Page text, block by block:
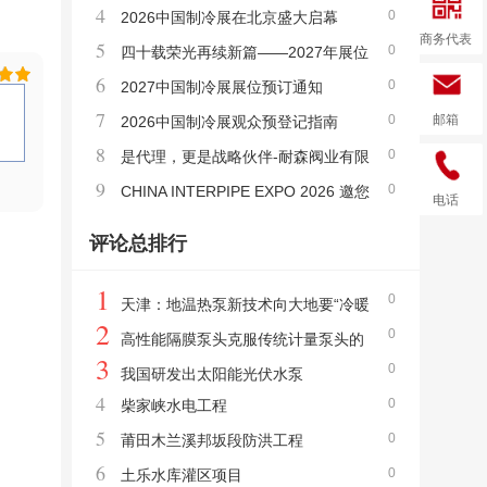
式圆满结束
散热器分会成立四十年成就展”的通知
0
4 2026中国制冷展在北京盛大启幕
0
5
四十载荣光再续新篇——2027年展位
申报正式启动
0
6 2027中国制冷展展位预订通知
0
7 2026中国制冷展观众预登记指南
0
8
是代理，更是战略伙伴-耐森阀业有限
公司
0
9
CHINA INTERPIPE EXPO 2026 邀您
评论总排行
0
1 天津：地温热泵新技术向大地要“冷暖
0
2
高性能隔膜泵头克服传统计量泵头的
弱点
0
3 我国研发出太阳能光伏水泵
0
4 柴家峡水电工程
0
5 莆田木兰溪邦坂段防洪工程
0
6 土乐水库灌区项目
商务代表
邮箱
电话